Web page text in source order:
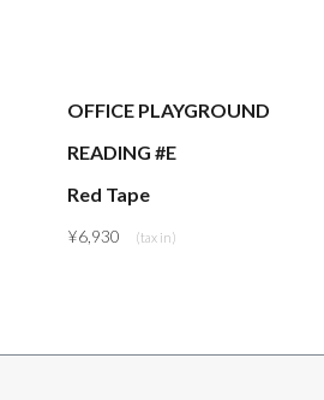
OFFICE PLAYGROUND
READING #E
Red Tape
¥6,930